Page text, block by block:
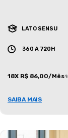
LATO SENSU
360 A 720H
18X R$ 86,00/Mês
SAIBA MAIS